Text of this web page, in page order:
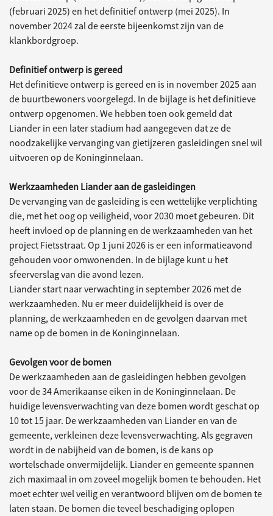
(februari 2025) en het definitief ontwerp (mei 2025). In
november 2024 zal de eerste bijeenkomst zijn van de
klankbordgroep.
Definitief ontwerp is gereed
Het definitieve ontwerp is gereed en is in november 2025 aan
de buurtbewoners voorgelegd. In de bijlage is het definitieve
ontwerp opgenomen. We hebben toen ook gemeld dat
Liander in een later stadium had aangegeven dat ze de
noodzakelijke vervanging van gietijzeren gasleidingen snel wil
uitvoeren op de Koninginnelaan.
Werkzaamheden Liander aan de gasleidingen
De vervanging van de gasleiding is een wettelijke verplichting
die, met het oog op veiligheid, voor 2030 moet gebeuren. Dit
heeft invloed op de planning en de werkzaamheden van het
project Fietsstraat. Op 1 juni 2026 is er een informatieavond
gehouden voor omwonenden. In de bijlage kunt u het
sfeerverslag van die avond lezen.
Liander start naar verwachting in september 2026 met de
werkzaamheden. Nu er meer duidelijkheid is over de
planning, de werkzaamheden en de gevolgen daarvan met
name op de bomen in de Koninginnelaan.
Gevolgen voor de bomen
De werkzaamheden aan de gasleidingen hebben gevolgen
voor de 34 Amerikaanse eiken in de Koninginnelaan. De
huidige levensverwachting van deze bomen wordt geschat op
10 tot 15 jaar. De werkzaamheden van Liander en van de
gemeente, verkleinen deze levensverwachting. Als gegraven
wordt in de nabijheid van de bomen, is de kans op
wortelschade onvermijdelijk. Liander en gemeente spannen
zich maximaal in om zoveel mogelijk bomen te behouden. Het
moet echter wel veilig en verantwoord blijven om de bomen te
laten staan. De bomen die teveel beschadiging oplopen